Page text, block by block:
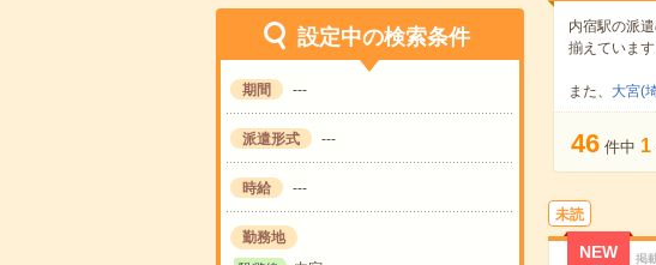
設定中の検索条件
期間 ---
派遣形式 ---
時給 ---
勤務地
内宿駅の派
揃えています
また、 大宮(
46 件中 1
未読
NEW 掲